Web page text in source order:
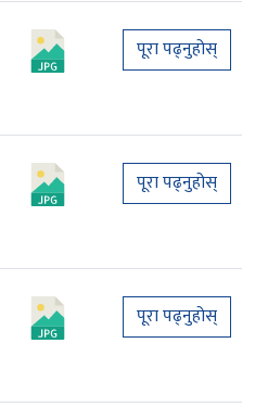
पूरा पढ्नुहोस्
पूरा पढ्नुहोस्
पूरा पढ्नुहोस्